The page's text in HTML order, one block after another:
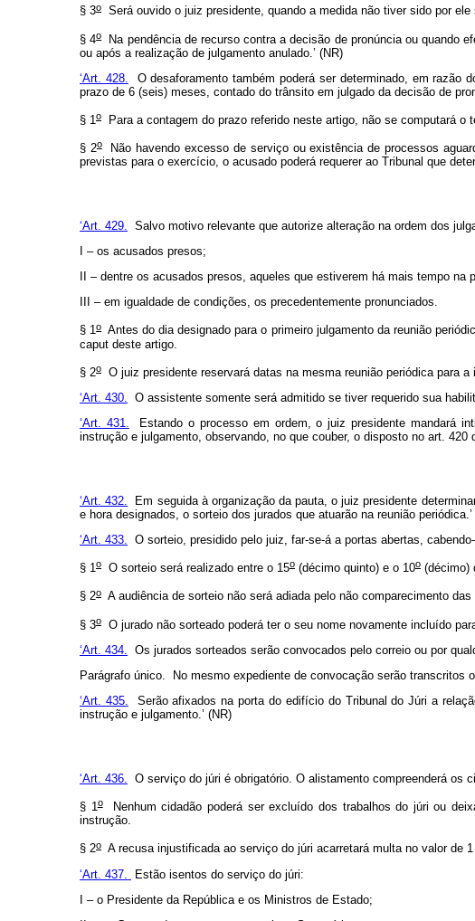
§ 3o Será ouvido o juiz presidente, quando a medida não tiver sido por ele
§ 4oNa pendência de recurso contra a decisão de pronúncia ou quando
ou após a realização de julgamento anulado.’ (NR)
‘Art. 428.
O desaforamento também poderá ser determinado, em razão
prazo de 6 (seis) meses, contado do trânsito em julgado da decisão de
§ 1o Para a contagem do prazo referido neste artigo, não se computará
§ 2oNão havendo excesso de serviço ou existência de processos
previstas para o exercício, o acusado poderá requerer ao Tribunal que
‘Art. 429. Salvo motivo relevante que autorize alteração na ordem dos
I – os acusados presos;
II – dentre os acusados presos, aqueles que estiverem há mais tempo na
III – em igualdade de condições, os precedentemente pronunciados.
§ 1o Antes do dia designado para o primeiro julgamento da reunião
caput deste artigo.
§ 2o
O juiz presidente reservará datas na mesma reunião periódica para
‘Art. 430. O assistente somente será admitido se tiver requerido sua
‘Art. 431. Estando o processo em ordem, o juiz presidente mandará
instrução e julgamento, observando, no que couber, o disposto no art. 420
‘Art. 432. Em seguida à organização da pauta, o juiz presidente
e hora designados, o sorteio dos jurados que atuarão na reunião periódica.’
‘Art. 433. O sorteio, presidido pelo juiz, far-se-á a portas abertas,
§ 1o O sorteio será realizado entre o 15o (décimo quinto) e o 10o (décimo)
§ 2o A audiência de sorteio não será adiada pelo não comparecimento das
§ 3o
O jurado não sorteado poderá ter o seu nome novamente incluído
‘Art. 434. Os jurados sorteados serão convocados pelo correio ou por
Parágrafo único. No mesmo expediente de convocação serão transcritos
‘Art. 435. Serão afixados na porta do edifício do Tribunal do Júri a
instrução e julgamento.’ (NR)
‘Art. 436. O serviço do júri é obrigatório. O alistamento compreenderá os
§ 1oNenhum cidadão poderá ser excluído dos trabalhos do júri ou
instrução.
§ 2o A recusa injustificada ao serviço do júri acarretará multa no valor de
‘Art. 437.
Estão isentos do serviço do júri:
I – o Presidente da República e os Ministros de Estado;